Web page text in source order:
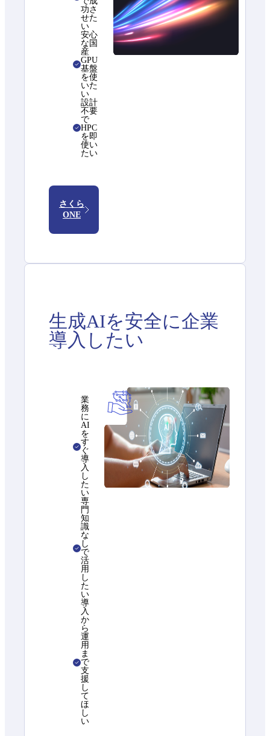
功さ
せた
い
安心
な国
産
GPU
基盤
を使
いた
い
設計
不要
で
HPC
を即
使い
たい
さくら
ONE
生成AIを安全に企業
導入したい
業
務
に
AI
を
す
ぐ
導
入
し
た
い
専
門
知
識
な
し
で
活
用
し
た
い
導
入
か
ら
運
用
ま
で
支
援
し
て
ほ
し
い